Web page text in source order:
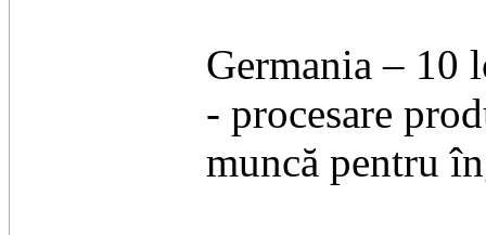
Germania – 10
- procesare
muncă pentru